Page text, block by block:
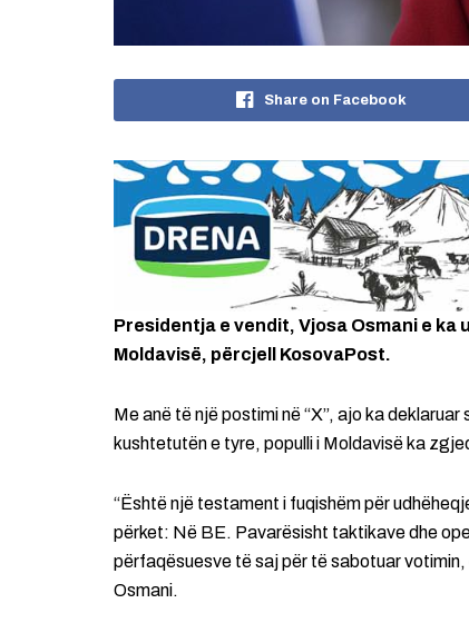
Share on Facebook
Presidentja e vendit, Vjosa Osmani e
Moldavisë, përcjell KosovaPost.
Me anë të një postimi në “X”, ajo ka
kushtetutën e tyre, populli i Moldavisë ka
“Është një testament i fuqishëm për
përket: Në BE. Pavarësisht taktikave dhe
përfaqësuesve të saj për të sabotuar
Osmani.